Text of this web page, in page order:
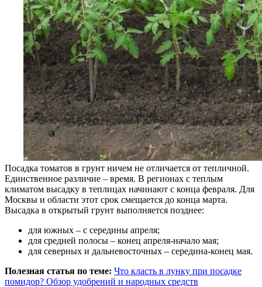
Посадка томатов в грунт ничем не отличается от тепличной.
Единственное различие – время. В регионах с теплым
климатом высадку в теплицах начинают с конца февраля. Для
Москвы и области этот срок смещается до конца марта.
Высадка в открытый грунт выполняется позднее:
для южных – с середины апреля;
для средней полосы – конец апреля-начало мая;
для северных и дальневосточных – середина-конец мая.
Полезная статья по теме: Что класть в лунку при посадке
помидор? Обзор удобрений и народных средств